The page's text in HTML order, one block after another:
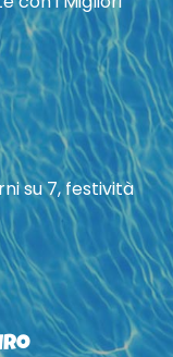
su 7, festività